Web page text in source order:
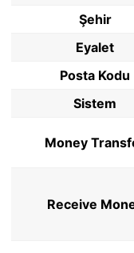
Şehir
Eyalet
Posta Kodu
Sistem
Money
Receive